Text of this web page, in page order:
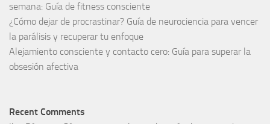
semana: Guía de fitness consciente
¿Cómo dejar de procrastinar? Guía de neurociencia para vencer
la parálisis y recuperar tu enfoque
Alejamiento consciente y contacto cero: Guía para superar la
obsesión afectiva
Recent Comments